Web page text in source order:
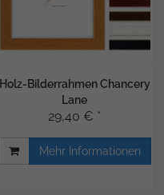
Holz-Bilderrahmen Chancery
Lane
29,40 € *
Mehr Informationen